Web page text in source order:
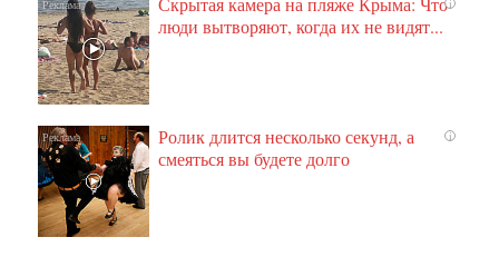
люди вытворяют, когда их не видят...
i
Ролик длится несколько секунд, а
смеяться вы будете долго